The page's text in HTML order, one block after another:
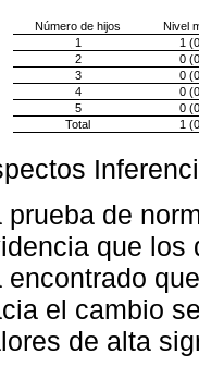
Número de hijos Nivel
1
1
2
0
3
0
4
0
5
0
Total
1
prueba de
que los
encontrado
el cambio
de alta